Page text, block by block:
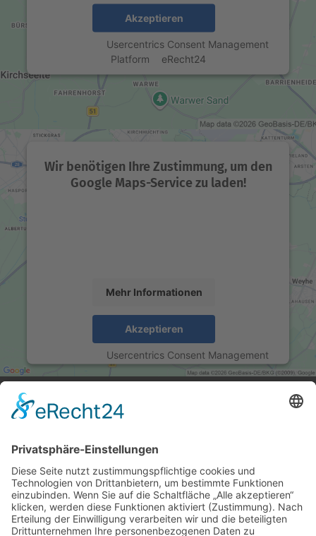
Akzeptieren
Usercentrics Consent Management
Platform
eRecht24
Wir benötigen Ihre Zustimmung, um den
Google Maps-Service zu laden!
Mehr Informationen
Akzeptieren
Usercentrics Consent Management
Platform&eRecht24
ANSCHRIFT
Bayreuther Str. 14
95615 Marktredwitz
KONTAKT